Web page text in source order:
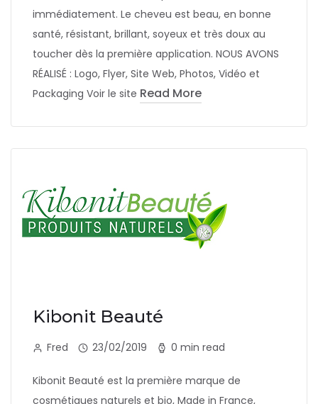
immédiatement. Le cheveu est beau, en bonne
santé, résistant, brillant, soyeux et très doux au
toucher dès la première application. NOUS AVONS
RÉALISÉ : Logo, Flyer, Site Web, Photos, Vidéo et
Packaging Voir le site Read More
Kibonit Beauté
Fred 23/02/2019 0 min read
Kibonit Beauté est la première marque de
cosmétiques naturels et bio, Made in France,